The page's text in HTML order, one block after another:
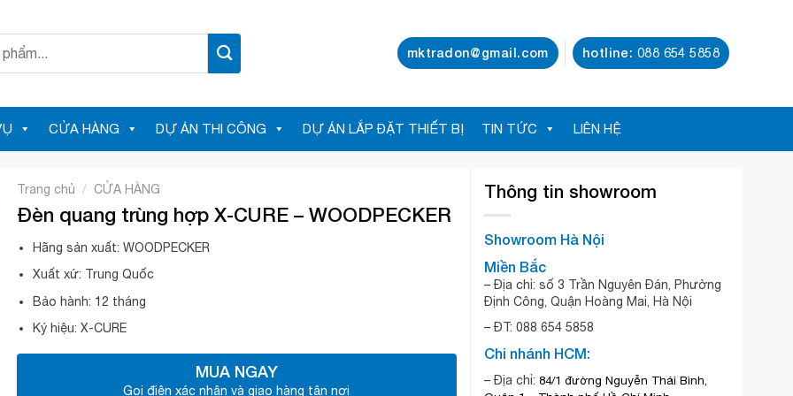
mktradon@gmail.com hotline: 088 654 5858
CỬA HÀNG DỰ ÁN THI CÔNG DỰ ÁN LẮP ĐẶT THIẾT BỊ TIN TỨC LIÊN HỆ
Trang chủ / CỬA HÀNG
Đèn quang trùng hợp X-CURE – WOODPECKER
Hãng sản xuất: WOODPECKER
Xuất xứ: Trung Quốc
Bảo hành: 12 tháng
Ký hiệu: X-CURE
MUA NGAY
Gọi điện xác nhận và giao hàng tận nơi
Thông tin showroom
Showroom Hà Nội
Miền Bắc
– Địa chỉ: số 3 Trần Nguyên Đán, Phường
Định Công, Quận Hoàng Mai, Hà Nội
– ĐT: 088 654 5858
Chi nhánh HCM:
– Địa chỉ: 84/1 đường Nguyễn Thái Bình,